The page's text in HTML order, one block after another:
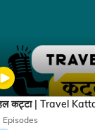
Episodes